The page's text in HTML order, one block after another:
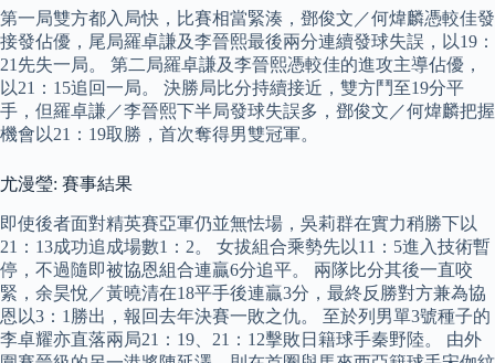
第一局雙方都入局快，比賽相當緊湊，鄧俊文／何煒麟憑較佳發
接發佔優，尾局羅卓謙及李晉熙最後兩分連續發球失誤，以19：
21先失一局。 第二局羅卓謙及李晉熙憑較佳的進攻主導佔優，
以21：15追回一局。 決勝局比分持續接近，雙方鬥至19分平
手，但羅卓謙／李晉熙下半局發球失誤多，鄧俊文／何煒麟把握
機會以21：19取勝，首次奪得男雙冠軍。
尤漫瑩: 賽事結果
即使後者面對精英賽亞軍仍並無怯場，吳莉群在實力稍勝下以
21：13成功追成場數1：2。 女拔組合乘勢先以11：5進入技術暫
停，不過隨即被協恩組合連贏6分追平。 兩隊比分其後一直咬
緊，余昊悅／黃曉清在18平手後連贏3分，最終反勝對方兼為協
恩以3：1勝出，報回去年決賽一敗之仇。 至於列男單3號種子的
李卓耀亦直落兩局21：19、21：12擊敗日籍球手秦野陸。 由外